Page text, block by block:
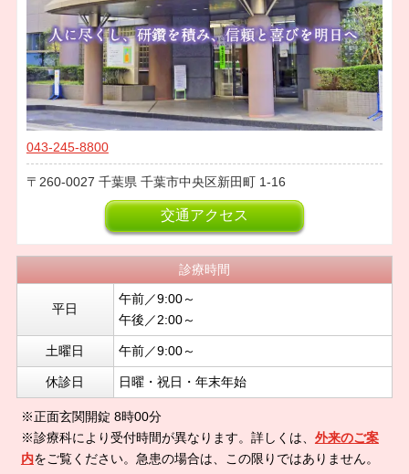
043-245-8800
260-0027 千葉県 千葉市中央区新田町 1-16
交通アクセス
診療時間
平日
午前／9:00～
午後／2:00～
土曜日 午前／9:00～
休診日 日曜・祝日・年末年始
※正面玄関開錠 8時00分
※診療科により受付時間が異なります。詳しくは、 外来のご案
内をご覧ください。急患の場合は、この限りではありません。